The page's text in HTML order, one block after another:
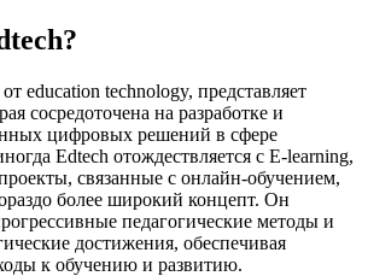
education technology, представляет
сосредоточена на разработке и
цифровых решений в сфере
Edtech отождествляется с E-learning,
связанные с онлайн-обучением,
более широкий концепт. Он
педагогические методы и
достижения, обеспечивая
к обучению и развитию.